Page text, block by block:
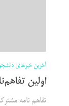
آخرین خبرهای دانشجویی
اولین
تفاهم نامه